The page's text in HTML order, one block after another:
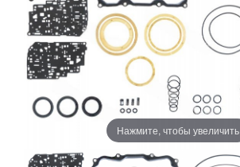
Нажмите, чтобы увеличить